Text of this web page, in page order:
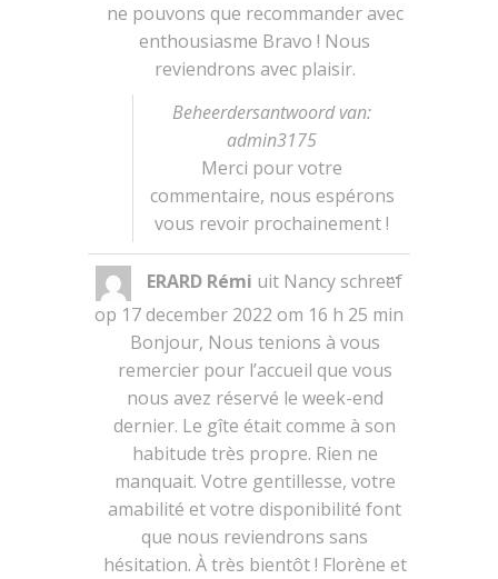
ne pouvons que recommander avec
enthousiasme Bravo ! Nous
reviendrons avec plaisir.
Beheerdersantwoord van:
admin3175
Merci pour votre
commentaire, nous espérons
vous revoir prochainement !
ERARD Rémi uit Nancy schreef
op 17 december 2022 om 16 h 25 min
Bonjour, Nous tenions à vous
remercier pour l’accueil que vous
nous avez réservé le week-end
dernier. Le gîte était comme à son
habitude très propre. Rien ne
manquait. Votre gentillesse, votre
amabilité et votre disponibilité font
que nous reviendrons sans
hésitation. À très bientôt ! Florène et
...Wissel
deze